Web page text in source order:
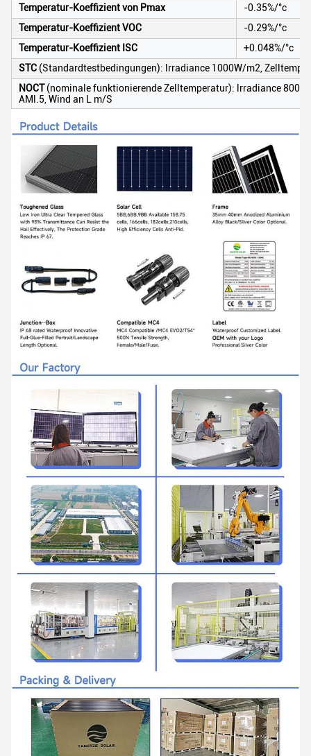
Temperatur-Koeffizient von Pmax
-0.35%/°c
Temperatur-Koeffizient VOC
-0.29%/°c
Temperatur-Koeffizient ISC
+0.048%/°c
STC (Standardtestbedingungen): lrradiance 1000W/m2,
NOCT(nominale funktionierende Zelltemperatur): lrradiance
AMl.5, Wind an L m/S